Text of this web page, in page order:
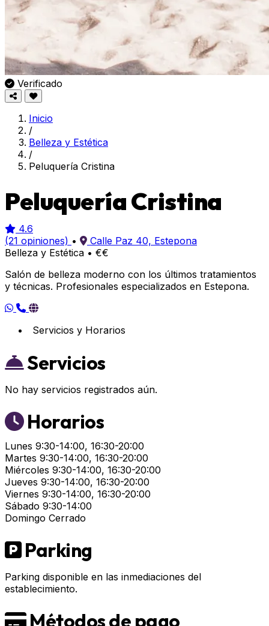
Verificado
Inicio
/
Belleza y Estética
/
Peluquería Cristina
Peluquería Cristina
4.6
(21 opiniones) •
Calle Paz 40, Estepona
Belleza y Estética • €€
Salón de belleza moderno con los últimos tratamientos
y técnicas. Profesionales especializados en Estepona.
Servicios y Horarios
Servicios
No hay servicios registrados aún.
Horarios
Lunes 9:30-14:00, 16:30-20:00
Martes 9:30-14:00, 16:30-20:00
Miércoles 9:30-14:00, 16:30-20:00
Jueves 9:30-14:00, 16:30-20:00
Viernes 9:30-14:00, 16:30-20:00
Sábado 9:30-14:00
Domingo Cerrado
Parking
Parking disponible en las inmediaciones del
establecimiento.
Métodos de pago